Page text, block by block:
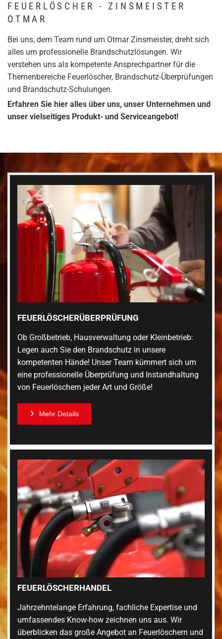
FEUERLÖSCHER - ZINSMEISTER
OTMAR
Bei uns, dem Team rund um Otmar Zinsmeister, dreht sich
alles um professionelle Brandschutzlösungen. Wir
verstehen uns als kompetente Ansprechpartner für die
Themenbereiche Feuerlöscher, Brandschutz-Überprüfungen
und Brandschutz-Schulungen.
Erfahren Sie hier alles über uns, unser Unternehmen und
unser vielseitiges Produkt- und Serviceangebot!
FEUERLÖSCHERÜBERPRÜFUNG
Ob Großbetrieb, Hausverwaltung oder Kleinbetrieb:
Legen auch Sie den Brandschutz in unsere
kompetenten Hände! Unser Team kümmert sich um
eine professionelle Überprüfung und Instandhaltung
von Feuerlöschern jeder Art und Größe!
Mehr Details
FEUERLÖSCHERHANDEL
Jahrzehntelange Erfahrung, fachliche Expertise und
umfassendes Know-how zeichnen uns aus. Wir
überblicken das große Angebot an Feuerlöschern und